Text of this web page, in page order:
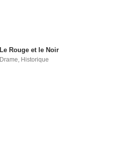
Le Rouge et le Noir
Drame, Historique